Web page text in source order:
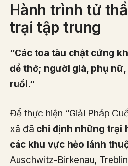
Hành trình tử
trại tập trung
“Các toa tàu chật cứng
để thở; người già, phụ
ruồi.”
Để thực hiện “Giải Pháp
xã đã chỉ định những trại
các khu vực hẻo lánh
Auschwitz-Birkenau,